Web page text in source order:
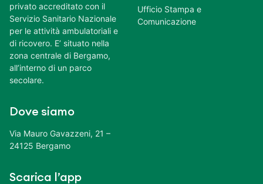
privato accreditato con il
Servizio Sanitario Nazionale
per le attività ambulatoriali e
di ricovero. E’ situato nella
zona centrale di Bergamo,
all’interno di un parco
secolare.
Dove siamo
Via Mauro Gavazzeni, 21 –
24125 Bergamo
Scarica l’app
Ufficio Stampa e
Comunicazione